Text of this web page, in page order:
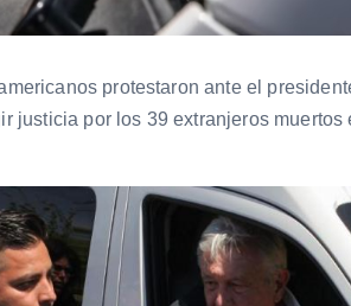
protestaron ante el
justicia por los 39 extranjeros muertos